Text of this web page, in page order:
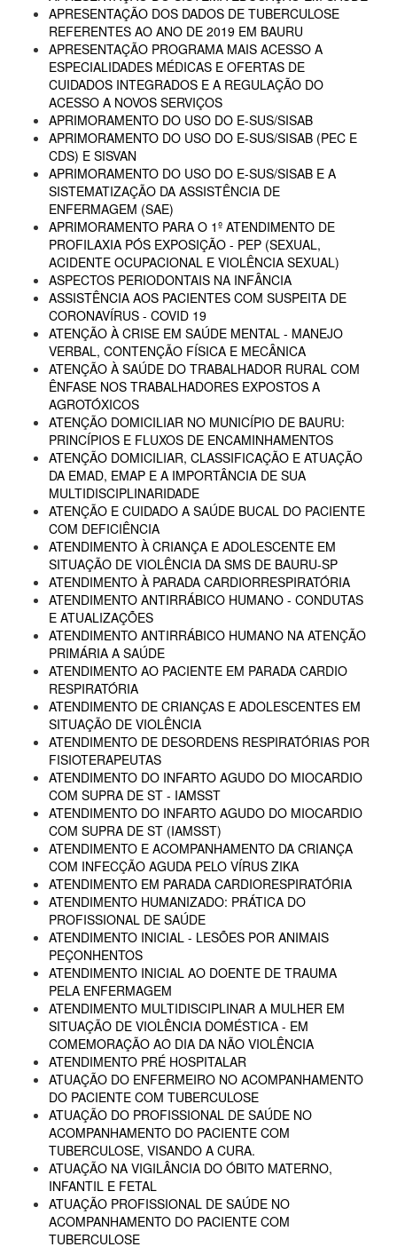
APRESENTAÇÃO DOS DADOS DE TUBERCULOSE
REFERENTES AO ANO DE 2019 EM BAURU
APRESENTAÇÃO PROGRAMA MAIS ACESSO A
ESPECIALIDADES MÉDICAS E OFERTAS DE
CUIDADOS INTEGRADOS E A REGULAÇÃO DO
ACESSO A NOVOS SERVIÇOS
APRIMORAMENTO DO USO DO E-SUS/SISAB
APRIMORAMENTO DO USO DO E-SUS/SISAB (PEC E
CDS) E SISVAN
APRIMORAMENTO DO USO DO E-SUS/SISAB E A
SISTEMATIZAÇÃO DA ASSISTÊNCIA DE
ENFERMAGEM (SAE)
APRIMORAMENTO PARA O 1º ATENDIMENTO DE
PROFILAXIA PÓS EXPOSIÇÃO - PEP (SEXUAL,
ACIDENTE OCUPACIONAL E VIOLÊNCIA SEXUAL)
ASPECTOS PERIODONTAIS NA INFÂNCIA
ASSISTÊNCIA AOS PACIENTES COM SUSPEITA DE
CORONAVÍRUS - COVID 19
ATENÇÃO À CRISE EM SAÚDE MENTAL - MANEJO
VERBAL, CONTENÇÃO FÍSICA E MECÂNICA
ATENÇÃO À SAÚDE DO TRABALHADOR RURAL COM
ÊNFASE NOS TRABALHADORES EXPOSTOS A
AGROTÓXICOS
ATENÇÃO DOMICILIAR NO MUNICÍPIO DE BAURU:
PRINCÍPIOS E FLUXOS DE ENCAMINHAMENTOS
ATENÇÃO DOMICILIAR, CLASSIFICAÇÃO E ATUAÇÃO
DA EMAD, EMAP E A IMPORTÂNCIA DE SUA
MULTIDISCIPLINARIDADE
ATENÇÃO E CUIDADO A SAÚDE BUCAL DO PACIENTE
COM DEFICIÊNCIA
ATENDIMENTO À CRIANÇA E ADOLESCENTE EM
SITUAÇÃO DE VIOLÊNCIA DA SMS DE BAURU-SP
ATENDIMENTO À PARADA CARDIORRESPIRATÓRIA
ATENDIMENTO ANTIRRÁBICO HUMANO - CONDUTAS
E ATUALIZAÇÕES
ATENDIMENTO ANTIRRÁBICO HUMANO NA ATENÇÃO
PRIMÁRIA A SAÚDE
ATENDIMENTO AO PACIENTE EM PARADA CARDIO
RESPIRATÓRIA
ATENDIMENTO DE CRIANÇAS E ADOLESCENTES EM
SITUAÇÃO DE VIOLÊNCIA
ATENDIMENTO DE DESORDENS RESPIRATÓRIAS POR
FISIOTERAPEUTAS
ATENDIMENTO DO INFARTO AGUDO DO MIOCARDIO
COM SUPRA DE ST - IAMSST
ATENDIMENTO DO INFARTO AGUDO DO MIOCARDIO
COM SUPRA DE ST (IAMSST)
ATENDIMENTO E ACOMPANHAMENTO DA CRIANÇA
COM INFECÇÃO AGUDA PELO VÍRUS ZIKA
ATENDIMENTO EM PARADA CARDIORESPIRATÓRIA
ATENDIMENTO HUMANIZADO: PRÁTICA DO
PROFISSIONAL DE SAÚDE
ATENDIMENTO INICIAL - LESÕES POR ANIMAIS
PEÇONHENTOS
ATENDIMENTO INICIAL AO DOENTE DE TRAUMA
PELA ENFERMAGEM
ATENDIMENTO MULTIDISCIPLINAR A MULHER EM
SITUAÇÃO DE VIOLÊNCIA DOMÉSTICA - EM
COMEMORAÇÃO AO DIA DA NÃO VIOLÊNCIA
ATENDIMENTO PRÉ HOSPITALAR
ATUAÇÃO DO ENFERMEIRO NO ACOMPANHAMENTO
DO PACIENTE COM TUBERCULOSE
ATUAÇÃO DO PROFISSIONAL DE SAÚDE NO
ACOMPANHAMENTO DO PACIENTE COM
TUBERCULOSE, VISANDO A CURA.
ATUAÇÃO NA VIGILÂNCIA DO ÓBITO MATERNO,
INFANTIL E FETAL
ATUAÇÃO PROFISSIONAL DE SAÚDE NO
ACOMPANHAMENTO DO PACIENTE COM
TUBERCULOSE